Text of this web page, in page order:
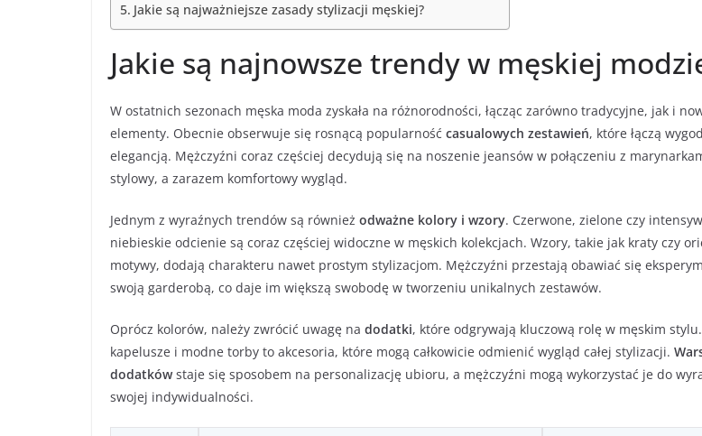
Jakie są najważniejsze zasady stylizacji męskiej?
Jakie są najnowsze trendy w męskiej
W ostatnich sezonach męska moda zyskała na różnorodności, łącząc zarówno tradycyjne, jak i
elementy. Obecnie obserwuje się rosnącą popularność casualowych zestawień, które łączą
elegancją. Mężczyźni coraz częściej decydują się na noszenie jeansów w połączeniu z
stylowy, a zarazem komfortowy wygląd.
Jednym z wyraźnych trendów są również odważne kolory i wzory. Czerwone, zielone czy
niebieskie odcienie są coraz częściej widoczne w męskich kolekcjach. Wzory, takie jak kraty czy
motywy, dodają charakteru nawet prostym stylizacjom. Mężczyźni przestają obawiać się
swoją garderobą, co daje im większą swobodę w tworzeniu unikalnych zestawów.
Oprócz kolorów, należy zwrócić uwagę na dodatki, które odgrywają kluczową rolę w męskim
kapelusze i modne torby to akcesoria, które mogą całkowicie odmienić wygląd całej stylizacji.
dodatkówstaje się sposobem na personalizację ubioru, a mężczyźni mogą wykorzystać je do
swojej indywidualności.